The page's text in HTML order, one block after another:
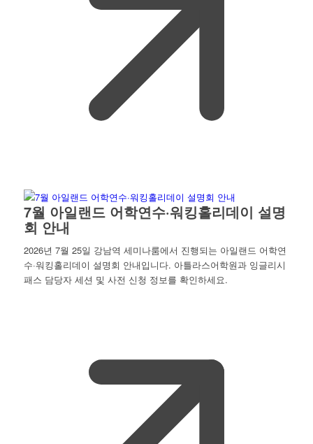
7월 아일랜드 어학연수·워킹홀리데이 설명
회 안내
2026년 7월 25일 강남역 세미나룸에서 진행되는 아일랜드 어학연
수·워킹홀리데이 설명회 안내입니다. 아틀라스어학원과 잉글리시
패스 담당자 세션 및 사전 신청 정보를 확인하세요.